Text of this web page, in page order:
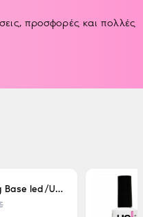
προσφορές και πολλές
Uno Strong Base led/Uv 15 ml